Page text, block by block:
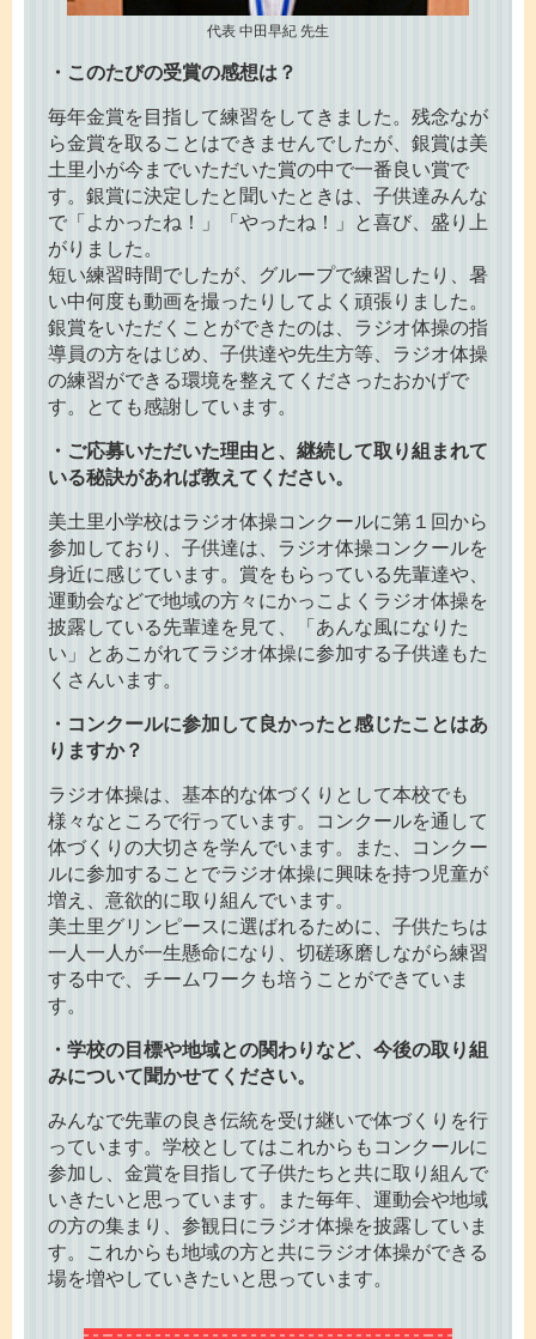
代表 中田早紀 先生
・このたびの受賞の感想は？
毎年金賞を目指して練習をしてきました。残念なが
ら金賞を取ることはできませんでしたが、銀賞は美
土里小が今までいただいた賞の中で一番良い賞で
す。銀賞に決定したと聞いたときは、子供達みんな
で「よかったね！」「やったね！」と喜び、盛り上
がりました。
短い練習時間でしたが、グループで練習したり、暑
い中何度も動画を撮ったりしてよく頑張りました。
銀賞をいただくことができたのは、ラジオ体操の指
導員の方をはじめ、子供達や先生方等、ラジオ体操
の練習ができる環境を整えてくださったおかげで
す。とても感謝しています。
・ご応募いただいた理由と、継続して取り組まれて
いる秘訣があれば教えてください。
美土里小学校はラジオ体操コンクールに第１回から
参加しており、子供達は、ラジオ体操コンクールを
身近に感じています。賞をもらっている先輩達や、
運動会などで地域の方々にかっこよくラジオ体操を
披露している先輩達を見て、「あんな風になりた
い」とあこがれてラジオ体操に参加する子供達もた
くさんいます。
・コンクールに参加して良かったと感じたことはあ
りますか？
ラジオ体操は、基本的な体づくりとして本校でも
様々なところで行っています。コンクールを通して
体づくりの大切さを学んでいます。また、コンクー
ルに参加することでラジオ体操に興味を持つ児童が
増え、意欲的に取り組んでいます。
美土里グリンピースに選ばれるために、子供たちは
一人一人が一生懸命になり、切磋琢磨しながら練習
する中で、チームワークも培うことができていま
す。
・学校の目標や地域との関わりなど、今後の取り組
みについて聞かせてください。
みんなで先輩の良き伝統を受け継いで体づくりを行
っています。学校としてはこれからもコンクールに
参加し、金賞を目指して子供たちと共に取り組んで
いきたいと思っています。また毎年、運動会や地域
の方の集まり、参観日にラジオ体操を披露していま
す。これからも地域の方と共にラジオ体操ができる
場を増やしていきたいと思っています。